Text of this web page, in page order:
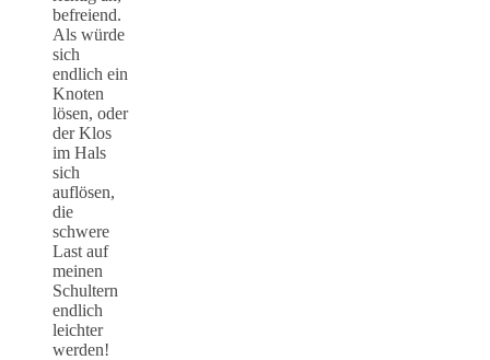
befreiend.
Als würde
sich
endlich ein
Knoten
lösen, oder
der Klos
im Hals
sich
auflösen,
die
schwere
Last auf
meinen
Schultern
endlich
leichter
werden!